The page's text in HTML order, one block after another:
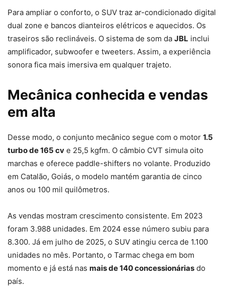
Para ampliar o conforto, o SUV traz ar-condicionado digital
dual zone e bancos dianteiros elétricos e aquecidos. Os
traseiros são reclináveis. O sistema de som da JBL inclui
amplificador, subwoofer e tweeters. Assim, a experiência
sonora fica mais imersiva em qualquer trajeto.
Mecânica conhecida e vendas
em alta
Desse modo, o conjunto mecânico segue com o motor 1.5
turbo de 165 cv e 25,5 kgfm. O câmbio CVT simula oito
marchas e oferece paddle-shifters no volante. Produzido
em Catalão, Goiás, o modelo mantém garantia de cinco
anos ou 100 mil quilômetros.
As vendas mostram crescimento consistente. Em 2023
foram 3.988 unidades. Em 2024 esse número subiu para
8.300. Já em julho de 2025, o SUV atingiu cerca de 1.100
unidades no mês. Portanto, o Tarmac chega em bom
momento e já está nas mais de 140 concessionárias do
país.